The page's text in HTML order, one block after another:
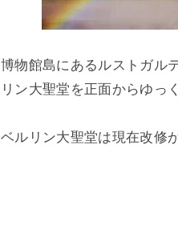
博物館島にあるルストガル
リン大聖堂を正面からゆっ
ベルリン大聖堂は現在改修